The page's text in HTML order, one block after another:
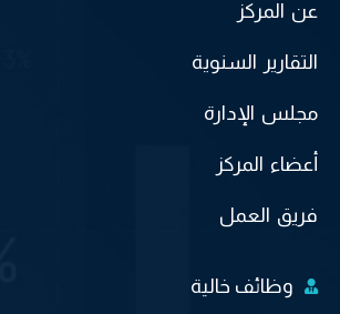
عن المركز
التقارير السنوية
مجلس الإدارة
أعضاء المركز
فريق العمل
وظائف خالية